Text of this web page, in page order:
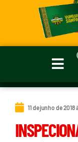
11 de junho de 2018